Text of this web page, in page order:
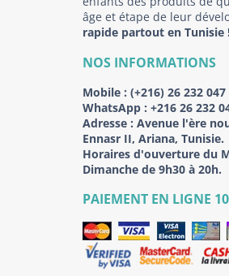
âge et étape de leur
rapide partout en Tunisie
NOS INFORMATIONS
Mobile : (+216) 26 232 047
WhatsApp : +216 26 232
Adresse : Avenue l'ère
Ennasr II, Ariana, Tunisie.
Horaires d'ouverture du
Dimanche de 9h30 à 20h.
PAIEMENT EN LIGNE